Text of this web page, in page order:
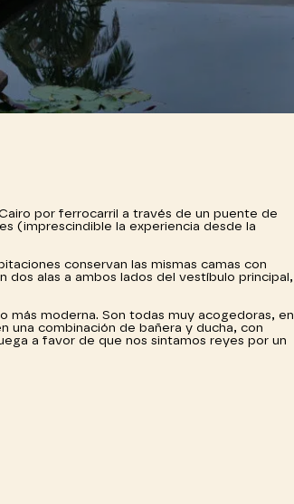
por ferrocarril a través de un puente de
(imprescindible la experiencia desde la
conservan las mismas camas con
dos alas a ambos lados del vestíbulo principal,
más moderna. Son todas muy acogedoras, en
una combinación de bañera y ducha, con
a favor de que nos sintamos reyes por un